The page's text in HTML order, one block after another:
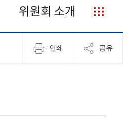
위원회 소개
누
리
집
안
인쇄 공유